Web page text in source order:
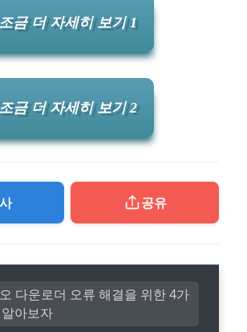
조금 더 자세히 보기 1
조금 더 자세히 보기 2
공유
다운로더 오류 해결을 위한 4가
아보자